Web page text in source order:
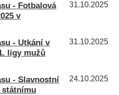
31.10.2025
- Fotbalová
v
31.10.2025
- Utkání v
ligy mužů
24.10.2025
- Slavnostní
státnímu